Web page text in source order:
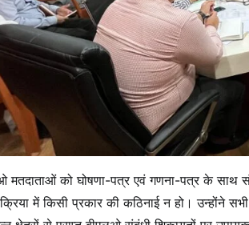
मतदाताओं को घोषणा-पत्र एवं गणना-पत्र के साथ
में किसी प्रकार की कठिनाई न हो। उन्होंने